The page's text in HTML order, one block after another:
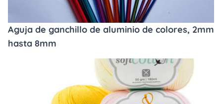
Aguja de ganchillo de aluminio de colores, 2mm
hasta 8mm